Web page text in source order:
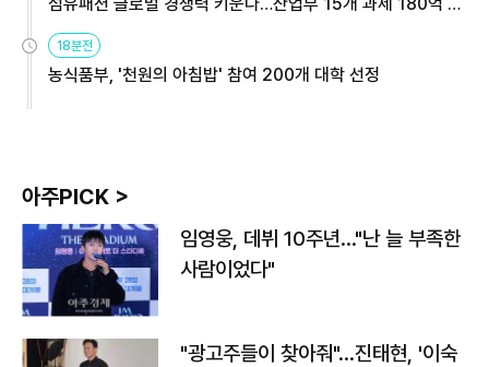
18분전
농식품부, '천원의 아침밥' 참여 200개 대학 선정
아주PICK >
임영웅, 데뷔 10주년…"난 늘 부족한
사람이었다"
"광고주들이 찾아줘"…진태현, '이숙